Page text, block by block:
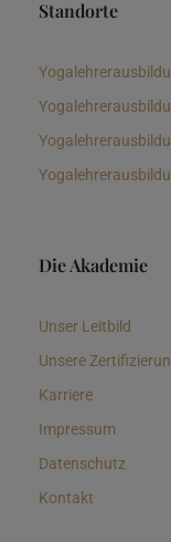
Standorte
Die Akademie
Unser Leitbild
Unsere
Karriere
Impressum
Datenschutz
Kontakt